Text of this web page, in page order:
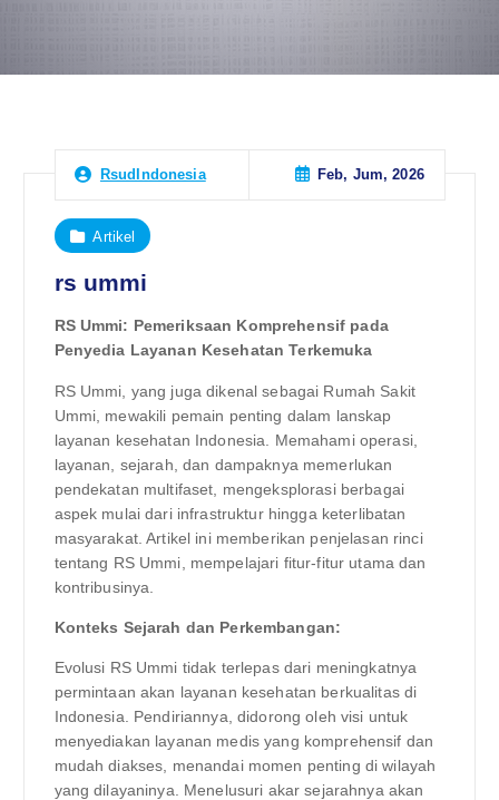
RsudIndonesia Feb, Jum, 2026
Artikel
rs ummi
RS Ummi: Pemeriksaan Komprehensif pada
Penyedia Layanan Kesehatan Terkemuka
RS Ummi, yang juga dikenal sebagai Rumah Sakit
Ummi, mewakili pemain penting dalam lanskap
layanan kesehatan Indonesia. Memahami operasi,
layanan, sejarah, dan dampaknya memerlukan
pendekatan multifaset, mengeksplorasi berbagai
aspek mulai dari infrastruktur hingga keterlibatan
masyarakat. Artikel ini memberikan penjelasan rinci
tentang RS Ummi, mempelajari fitur-fitur utama dan
kontribusinya.
Konteks Sejarah dan Perkembangan:
Evolusi RS Ummi tidak terlepas dari meningkatnya
permintaan akan layanan kesehatan berkualitas di
Indonesia. Pendiriannya, didorong oleh visi untuk
menyediakan layanan medis yang komprehensif dan
mudah diakses, menandai momen penting di wilayah
yang dilayaninya. Menelusuri akar sejarahnya akan